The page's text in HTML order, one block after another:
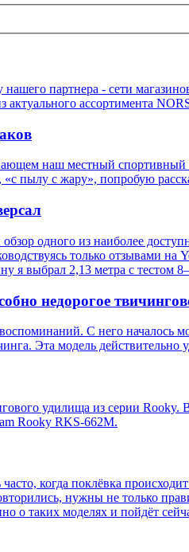
партнера - сети
ассортимента
наш местный спортивный
пылу с жару», попробую
обзор одного из наиболее
только отзывами
я выбрал 2,13 метра с
недорогое
С него началось
Эта модель
удилища из серии
Rooky RKS-662M.
когда поклёвка
нужны не только
о таких моделях и пойдёт